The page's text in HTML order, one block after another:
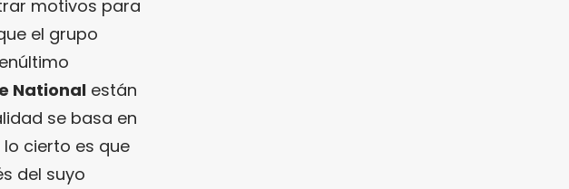
motivos para
el grupo
National están
se basa en
cierto es que
del suyo